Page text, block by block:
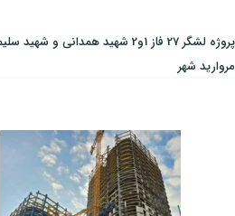
پروژه لشگر 27 فاز 1و2 شهید همدانی و شهید
مروارید شهر